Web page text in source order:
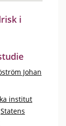
i
Johan
institut
Statens